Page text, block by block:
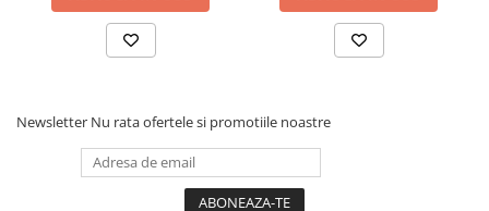
Newsletter Nu rata ofertele si promotiile noastre